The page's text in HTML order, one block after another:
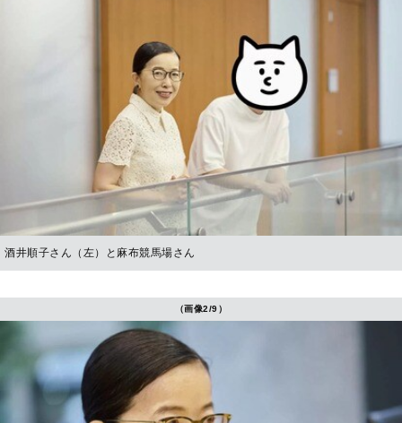
酒井順子さん（左）と麻布競馬場さん
（画像2/9）